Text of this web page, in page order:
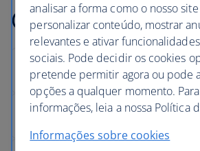
Chegadas
analisar a forma como o nosso
personalizar conteúdo, mostrar
relevantes e ativar
sociais. Pode decidir os cookies
pretende permitir agora ou pode
opções a qualquer momento.
informações, leia a nossa Política
Informações sobre cookies